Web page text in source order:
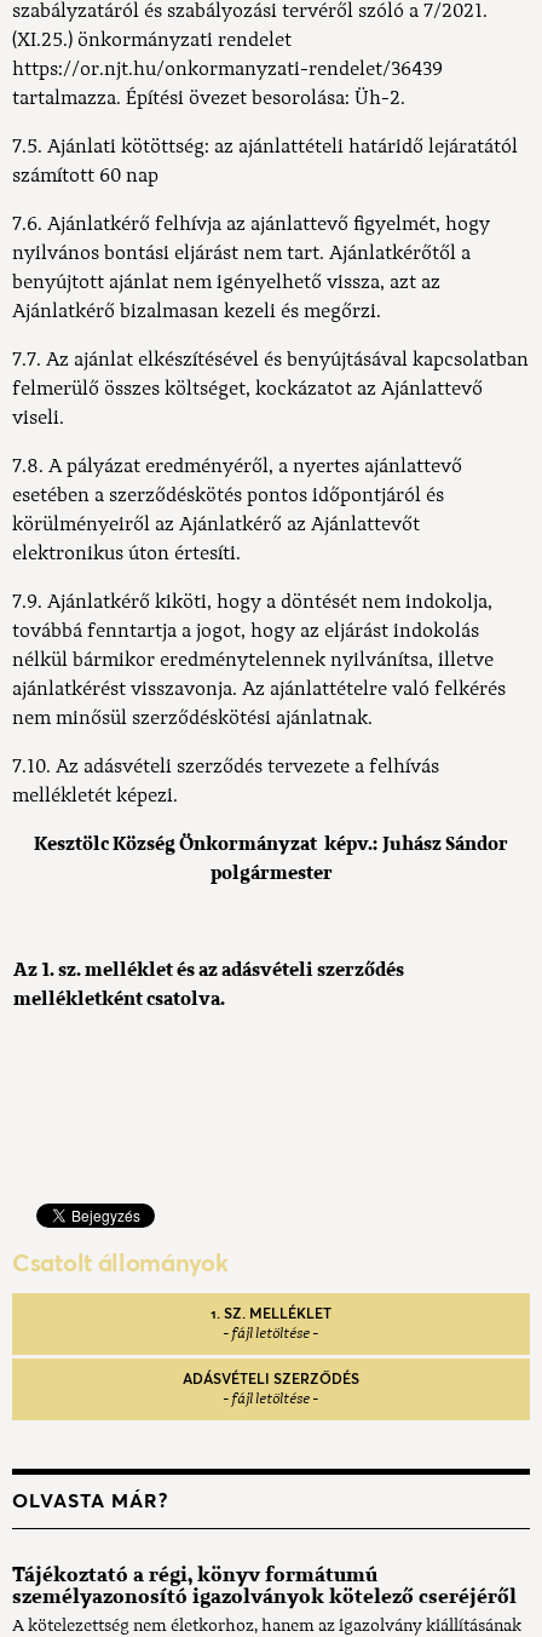
szabályzatáról és szabályozási tervéről szóló a 7/2021.
(XI.25.) önkormányzati rendelet
https://or.njt.hu/onkormanyzati-rendelet/36439
tartalmazza. Építési övezet besorolása: Üh-2.
7.5. Ajánlati kötöttség: az ajánlattételi határidő lejáratától
számított 60 nap
7.6. Ajánlatkérő felhívja az ajánlattevő figyelmét, hogy
nyilvános bontási eljárást nem tart. Ajánlatkérőtől a
benyújtott ajánlat nem igényelhető vissza, azt az
Ajánlatkérő bizalmasan kezeli és megőrzi.
7.7. Az ajánlat elkészítésével és benyújtásával kapcsolatban
felmerülő összes költséget, kockázatot az Ajánlattevő
viseli.
7.8. A pályázat eredményéről, a nyertes ajánlattevő
esetében a szerződéskötés pontos időpontjáról és
körülményeiről az Ajánlatkérő az Ajánlattevőt
elektronikus úton értesíti.
7.9. Ajánlatkérő kiköti, hogy a döntését nem indokolja,
továbbá fenntartja a jogot, hogy az eljárást indokolás
nélkül bármikor eredménytelennek nyilvánítsa, illetve
ajánlatkérést visszavonja. Az ajánlattételre való felkérés
nem minősül szerződéskötési ajánlatnak.
7.10. Az adásvételi szerződés tervezete a felhívás
mellékletét képezi.
Kesztölc Község Önkormányzatképv.: Juhász Sándor
polgármester
Az 1. sz. melléklet és az adásvételi szerződés
mellékletként csatolva.
Csatolt állományok
1. SZ. MELLÉKLET
ADÁSVÉTELI SZERZŐDÉS
OLVASTA MÁR?
Tájékoztató a régi, könyv formátumú
személyazonosító igazolványok kötelező cseréjéről
A kötelezettség nem életkorhoz, hanem az igazolvány kiállításának